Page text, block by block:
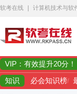
软考在线 计算机技术与软
VIP：有效提升20分！
知识 必会知识榜/